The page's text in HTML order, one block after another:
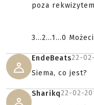
poza
3...2...1...0
EndeBeats22-
Siema, co jest?
Sharikq22-02-